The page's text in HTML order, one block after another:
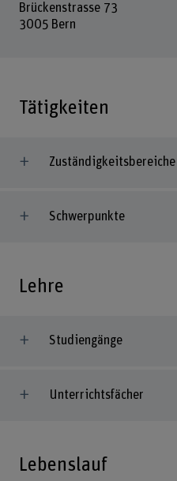
Brückenstrasse 73
3005 Bern
Tätigkeiten
Zuständigkeitsbereiche
Schwerpunkte
Lehre
Studiengänge
Unterrichtsfächer
Lebenslauf